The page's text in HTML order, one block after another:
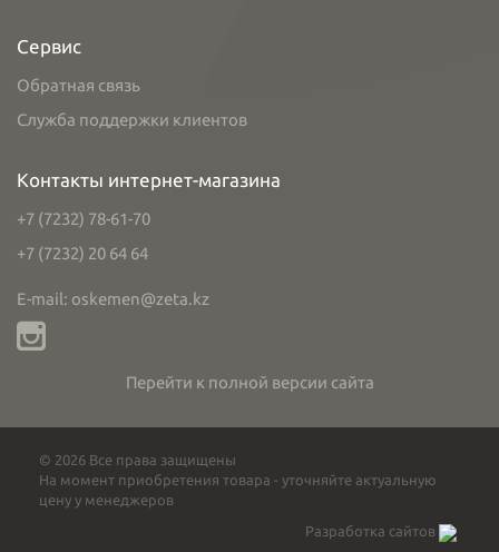
Сервис
Обратная связь
Служба поддержки клиентов
Контакты интернет-магазина
+7 (7232) 78-61-70
+7 (7232) 20 64 64
E-mail: oskemen@zeta.kz
Перейти к полной версии сайта
© 2026 Все права защищены
На момент приобретения товара - уточняйте актуальную
цену у менеджеров
Разработка сайтов